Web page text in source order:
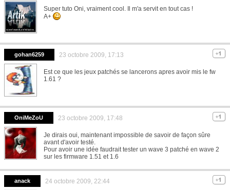
Super tuto Oni, vraiment cool. Il m'a servit en tout cas !
A+
gohan6259 23 octobre 2009, 17:13
Est ce que les jeux patchés se lancerons apres avoir mis le fw
1.61 ?
OniMeZoU 23 octobre 2009, 17:48
Je dirais oui, maintenant impossible de savoir de façon sûre
avant d'avoir testé.
Pour avoir une idée faudrait tester un wave 3 patché en wave 2
sur les firmware 1.51 et 1.6
anack 24 octobre 2009, 22:44